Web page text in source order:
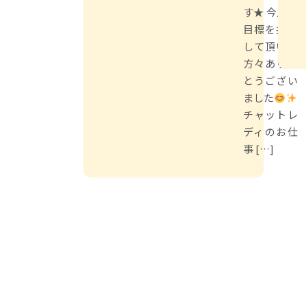
す★ 今月も
目標を共有
して頂いた
方々ありが
とうござい
ました
チャットレ
ディのお仕
事 […]